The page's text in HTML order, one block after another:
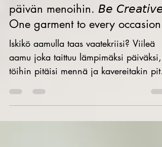
Ole luova. Yksi vaate kaikkiin
päivän menoihin. 𝘉𝘦 𝘊𝘳𝘦𝘢𝘵𝘪𝘷𝘦.
One garment to every occasion
Iskikö aamulla taas vaatekriisi? Viileä
aamu joka taittuu lämpimäksi päiväksi,
töihin pitäisi mennä ja kavereitakin piti
nähdä. Kotiin ei...